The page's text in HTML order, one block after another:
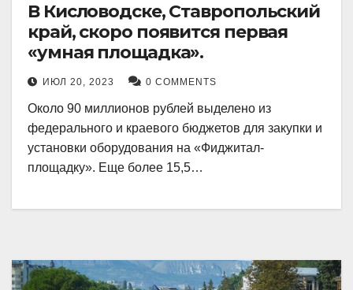
В Кисловодске, Ставропольский
край, скоро появится первая
«умная площадка».
ИЮЛ 20, 2023 0 COMMENTS
Около 90 миллионов рублей выделено из
федерального и краевого бюджетов для закупки и
установки оборудования на «Фиджитал-
площадку». Еще более 15,5…